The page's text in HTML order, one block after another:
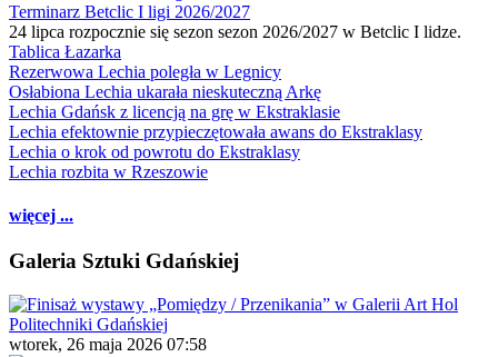
Terminarz Betclic I ligi 2026/2027
24 lipca rozpocznie się sezon sezon 2026/2027 w Betclic I lidze.
Tablica Łazarka
Rezerwowa Lechia poległa w Legnicy
Osłabiona Lechia ukarała nieskuteczną Arkę
Lechia Gdańsk z licencją na grę w Ekstraklasie
Lechia efektownie przypieczętowała awans do Ekstraklasy
Lechia o krok od powrotu do Ekstraklasy
Lechia rozbita w Rzeszowie
więcej ...
Galeria Sztuki Gdańskiej
wtorek, 26 maja 2026 07:58